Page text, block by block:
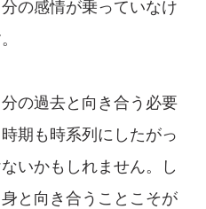
の感情が乗っていなけ
の過去と向き合う必要
期も時系列にしたがっ
いかもしれません。し
と向き合うことこそが